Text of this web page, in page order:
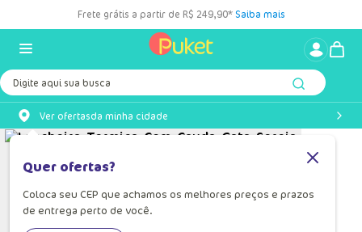
Frete grátis a partir de R$ 249,90* Saiba mais
Digite aqui sua busca
Ver ofertasda minha cidade
Quer ofertas?
Coloca seu CEP que achamos os melhores preços e prazos
de entrega perto de você.